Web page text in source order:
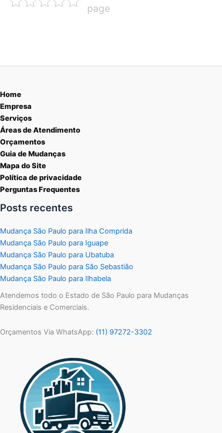
page
Home
Empresa
Serviços
Áreas de Atendimento
Orçamentos
Guia de Mudanças
Mapa do Site
Política de privacidade
Perguntas Frequentes
Posts recentes
Mudança São Paulo para Ilha Comprida
Mudança São Paulo para Iguape
Mudança São Paulo para Ubatuba
Mudança São Paulo para São Sebastião
Mudança São Paulo para Ilhabela
Atendemos todo o Estado de São Paulo para Mudanças
Residenciais e Comerciais.
Orçamentos Via WhatsApp: (11) 97272-3302